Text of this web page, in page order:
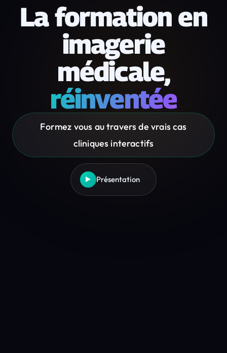
La formation en
imagerie
médicale,
réinventée
Formez vous au travers de vrais cas
cliniques interactifs
Présentation